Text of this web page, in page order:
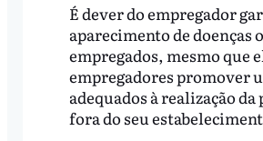
É dever do empregador
aparecimento de doenças
empregados, mesmo que
empregadores promover
adequados à realização
fora do seu